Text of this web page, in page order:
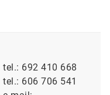
tel.: 692 410 668
tel.: 606 706 541